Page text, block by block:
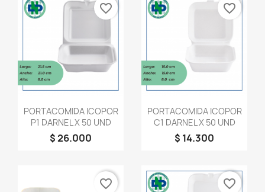
Vista rápida
PORTACOMIDA ICOPOR
P1 DARNEL X 50 UND
$ 26.000
favorite_border
Vista rápida
PORTACOMIDA ICOPOR
C1 DARNEL X 50 UND
$ 14.300
favorite_border
favorite_border favorite_border